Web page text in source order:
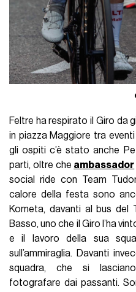
Feltre ha respirato il Giro da
in piazza Maggiore tra
gli ospiti c’è stato anche
parti, oltre che ambassador
social ride con Team
calore della festa sono
Kometa, davanti al bus del
Basso, uno che il Giro l’ha
e il lavoro della sua
sull’ammiraglia. Davanti
squadra, che si
fotografare dai passanti.